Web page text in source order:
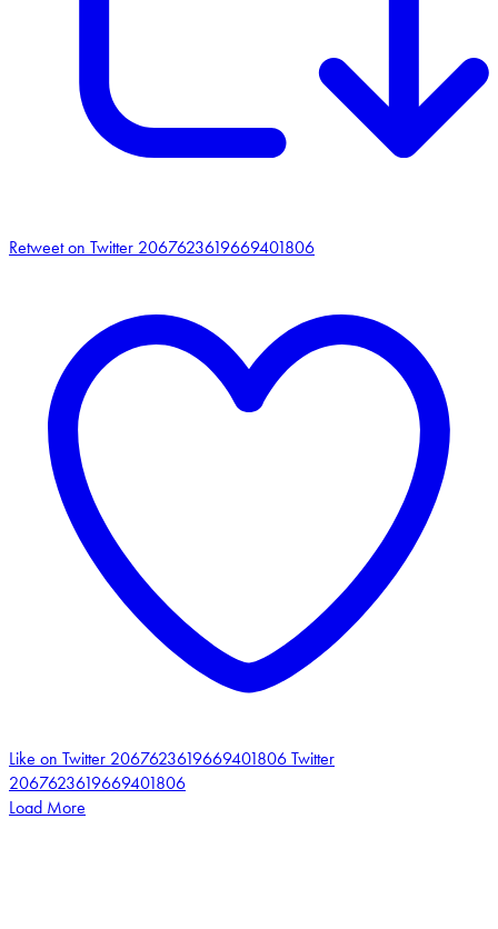
Retweet on Twitter 2067623619669401806
Like on Twitter 2067623619669401806 Twitter
2067623619669401806
Load More